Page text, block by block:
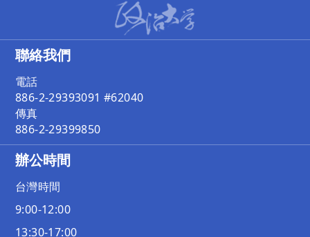
聯絡我們
電話
886-2-29393091 #62040
傳真
886-2-29399850
辦公時間
台灣時間
9:00-12:00
13:30-17:00